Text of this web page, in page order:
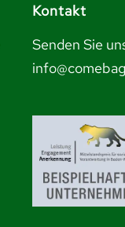
Kontakt
Senden Sie